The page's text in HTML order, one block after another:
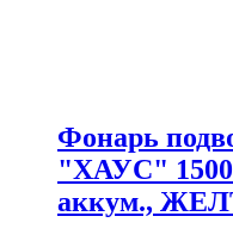
Фонарь
"ХАУС"
аккум.,